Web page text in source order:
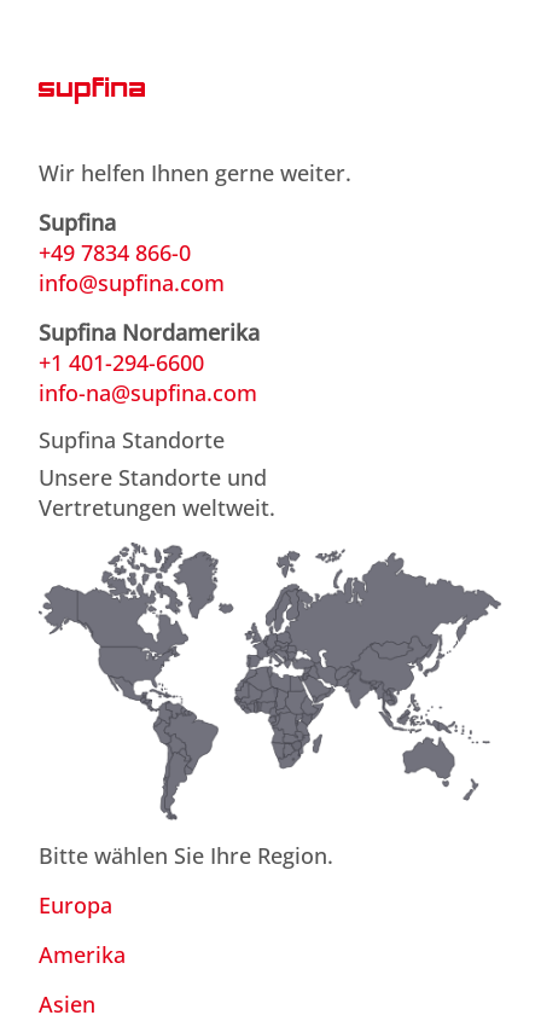
Wir helfen Ihnen gerne weiter.
Supfina
+49 7834 866-0
info@supfina.com
Supfina Nordamerika
+1 401-294-6600
info-na@supfina.com
Supfina Standorte
Unsere Standorte und
Vertretungen weltweit.
Bitte wählen Sie Ihre Region.
Europa
Amerika
Asien